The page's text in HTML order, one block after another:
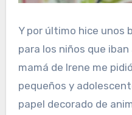
Y por último hice unos
para los niños que
mamá de Irene me
pequeños y
papel decorado de